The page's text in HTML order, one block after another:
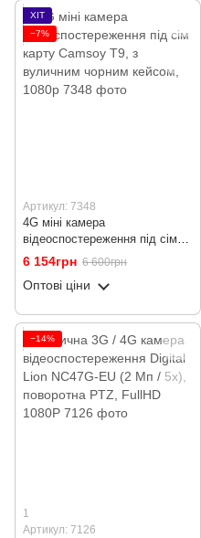
ХІТ
−7%
Артикул: 7348
4G міні камера
відеоспостереження під сім
карту Camsoy T9, з вуличним
чорним кейсом, 1080p
6 154грн 6 600грн
Оптові ціни
−14%
1
Артикул: 7126